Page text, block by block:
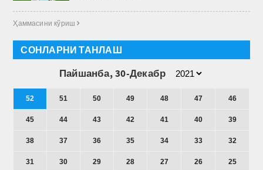
Ҳаммасини кўриш 
СОНЛАРНИ ТАНЛАШ
Пайшанба, 30-Декабр
52 51 50 49 48 47 46
45 44 43 42 41 40 39
38 37 36 35 34 33 32
31 30 29 28 27 26 25